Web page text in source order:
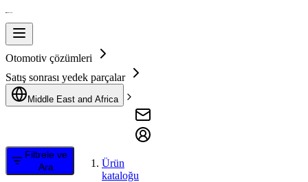
Otomotiv çözümleri
Satış sonrası yedek parçalar
Middle East and Africa
Filtrele ve
Ara
Ürün
kataloğu